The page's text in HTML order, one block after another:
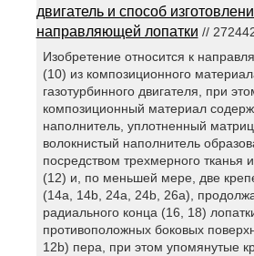
двигатель и способ
направляющей лопатки //
Изобретение относится к
(10) из композиционного
газотурбинного двигателя, при
композиционный материал
наполнитель, уплотненный
волокнистый наполнитель
посредством трехмерного тканья
(12) и, по меньшей мере, две
(14a, 14b, 24a, 24b, 26a),
радиального конца (16, 18)
противоположных боковых
12b) пера, при этом упомянутые